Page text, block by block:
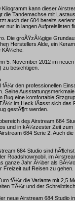
kann dieser
die Tandemachse mit
auch der 604 bereits
nur in langen Aufpreislisten
Die groÃŸzÃ¼gige
Herstellers Alde, ein
KÃ¼che.
5. November 2012 im
zu besichtigen.
fÃ¼r den professionellen
Seine
Bug eine komfortable
im Heck lÃ¤sst sich das
gestÃ¶rt werden.
des Airstream 684
und in kÃ¼rzester Zeit
684 Serie 2. Auch
684 Studio sind
Roadshowmobil, im
ganze Jahr Ã¼ber als
Freizeit auf Reisen zu gehen.
fÃ¼r die Variante mit 2,5
TÃ¼r und der
neue Airstream 684 Studio